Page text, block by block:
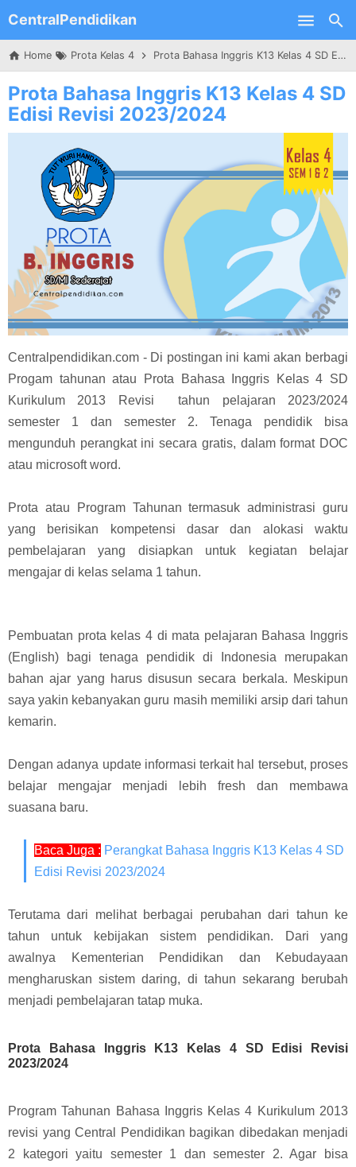
Skip to main content
CentralPendidikan
Home Prota Kelas 4 Prota Bahasa Inggris K13 Kelas 4 SD Edisi Revisi 2023/2024
Prota Bahasa Inggris K13 Kelas 4 SD
Edisi Revisi 2023/2024
Centralpendidikan.com - Di postingan ini kami akan berbagi
Progam tahunan atau Prota Bahasa Inggris Kelas 4 SD
Kurikulum 2013 Revisi tahun pelajaran 2023/2024
semester 1 dan semester 2. Tenaga pendidik bisa
mengunduh perangkat ini secara gratis, dalam format DOC
atau microsoft word.
Prota atau Program Tahunan termasuk administrasi guru
yang berisikan kompetensi dasar dan alokasi waktu
pembelajaran yang disiapkan untuk kegiatan belajar
mengajar di kelas selama 1 tahun.
Pembuatan prota kelas 4 di mata pelajaran Bahasa Inggris
(English) bagi tenaga pendidik di Indonesia merupakan
bahan ajar yang harus disusun secara berkala. Meskipun
saya yakin kebanyakan guru masih memiliki arsip dari tahun
kemarin.
Dengan adanya update informasi terkait hal tersebut, proses
belajar mengajar menjadi lebih fresh dan membawa
suasana baru.
Baca Juga : Perangkat Bahasa Inggris K13 Kelas 4 SD
Edisi Revisi 2023/2024
Terutama dari melihat berbagai perubahan dari tahun ke
tahun untuk kebijakan sistem pendidikan. Dari yang
awalnya Kementerian Pendidikan dan Kebudayaan
mengharuskan sistem daring, di tahun sekarang berubah
menjadi pembelajaran tatap muka.
Prota Bahasa Inggris K13 Kelas 4 SD Edisi Revisi
2023/2024
Program Tahunan Bahasa Inggris Kelas 4 Kurikulum 2013
revisi yang Central Pendidikan bagikan dibedakan menjadi
2 kategori yaitu semester 1 dan semester 2. Agar bisa